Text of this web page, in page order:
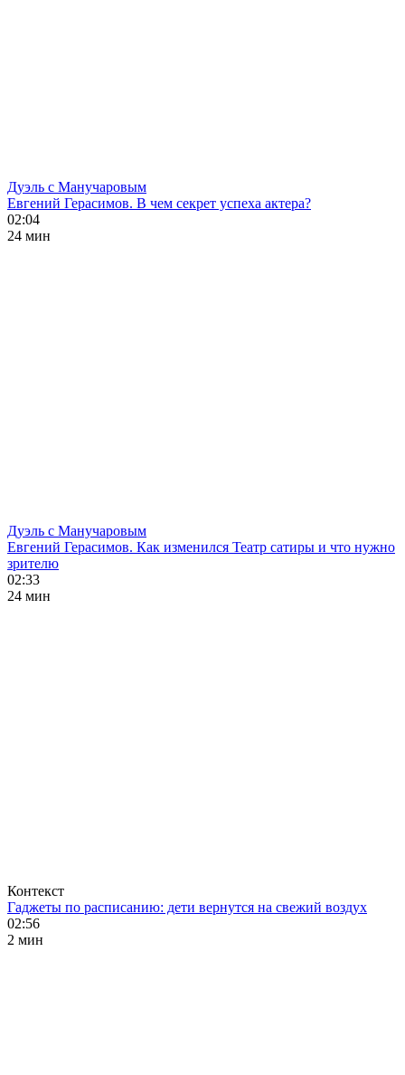
Дуэль с Манучаровым
Евгений Герасимов. В чем секрет успеха актера?
02:04
24 мин
Дуэль с Манучаровым
Евгений Герасимов. Как изменился Театр сатиры и что нужно
зрителю
02:33
24 мин
Контекст
Гаджеты по расписанию: дети вернутся на свежий воздух
02:56
2 мин